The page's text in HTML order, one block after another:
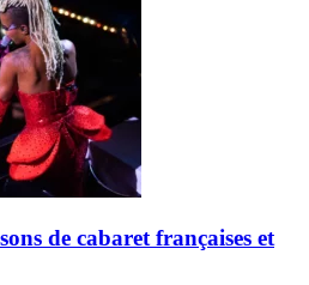
de cabaret françaises et